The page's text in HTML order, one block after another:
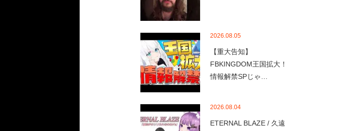
2026.08.05
【重大告知】
FBKINGDOM王国拡大！
情報解禁SPじゃ…
2026.08.04
ETERNAL BLAZE / 久遠